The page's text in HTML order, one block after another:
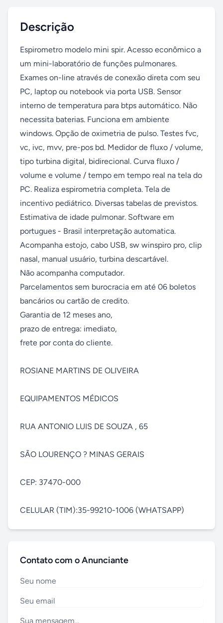
Descrição
Espirometro modelo mini spir. Acesso econômico a
um mini-laboratório de funções pulmonares.
Exames on-line através de conexão direta com seu
PC, laptop ou notebook via porta USB. Sensor
interno de temperatura para btps automático. Não
necessita baterias. Funciona em ambiente
windows. Opção de oximetria de pulso. Testes fvc,
vc, ivc, mvv, pre-pos bd. Medidor de fluxo / volume,
tipo turbina digital, bidirecional. Curva fluxo /
volume e volume / tempo em tempo real na tela do
PC. Realiza espirometria completa. Tela de
incentivo pediátrico. Diversas tabelas de previstos.
Estimativa de idade pulmonar. Software em
portugues - Brasil interpretação automatica.
Acompanha estojo, cabo USB, sw winspiro pro, clip
nasal, manual usuário, turbina descartável.
Não acompanha computador.
Parcelamentos sem burocracia em até 06 boletos
bancários ou cartão de credito.
Garantia de 12 meses ano,
prazo de entrega: imediato,
frete por conta do cliente.
ROSIANE MARTINS DE OLIVEIRA
EQUIPAMENTOS MÉDICOS
RUA ANTONIO LUIS DE SOUZA , 65
SÃO LOURENÇO ? MINAS GERAIS
CEP: 37470-000
CELULAR (TIM):35-99210-1006 (WHATSAPP)
Contato com o Anunciante